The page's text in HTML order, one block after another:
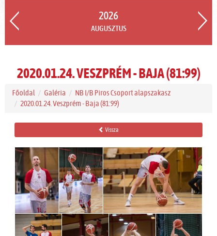
2026
AUGUSZTUS
2020.01.24. VESZPRÉM - BAJA (81:99)
Főoldal Galéria
NB I/B Piros Csoport alapszakasz
2020.01.24. Veszprém - Baja (81:99)
Vissza